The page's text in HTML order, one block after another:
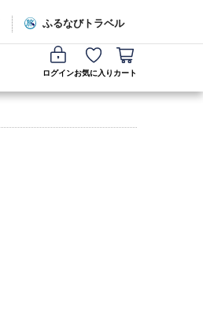
ふるなびトラベル
ログインお気に入り カート